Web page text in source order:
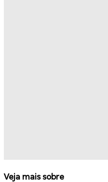
Veja mais sobre